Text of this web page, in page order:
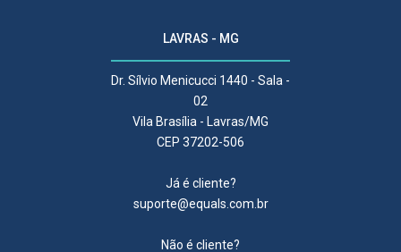
LAVRAS - MG
Dr. Sílvio Menicucci 1440 - Sala -
02
Vila Brasília - Lavras/MG
CEP 37202-506
Já é cliente?
suporte@equals.com.br
Não é cliente?